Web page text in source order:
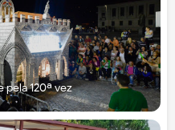
pela 120ª vez